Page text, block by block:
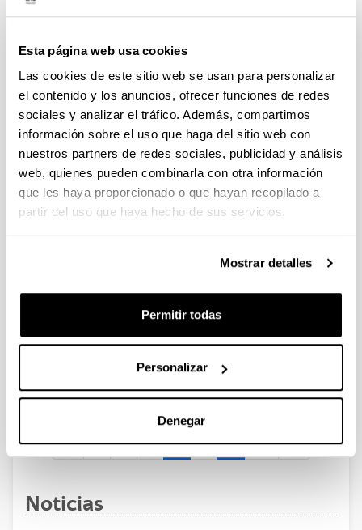
Esta página web usa cookies
Las cookies de este sitio web se usan para personalizar
el contenido y los anuncios, ofrecer funciones de redes
sociales y analizar el tráfico. Además, compartimos
información sobre el uso que haga del sitio web con
nuestros partners de redes sociales, publicidad y análisis
web, quienes pueden combinarla con otra información
que les haya proporcionado o que hayan recopilado a
partir del uso que haya hecho de sus servicios.
Mostrar detalles
Permitir todas
Personalizar
Denegar
FUNDACIÓN RAMÓN ARECES Convocatoria Jóvenes
Plazo de presentación cerrado (Fecha de fin del plazo de
El plazo para presentar el impreso de cofinanciación para
obtener la firma del representante legal en la Carta acreditativa
de autorización del centro de investigación finaliza el 29 de
mayo de 2026.
Ayudas para la realización de proyectos de investigación
básica y/o aplicada (PIBA) 2026
Plazo de presentación cerrado (Fecha de fin del plazo de
presentación: 10/06/2026)
Plazo de presentación cerrado: 29/04/2026 - 28/05/2026
Se ha publicado la convocatoria. Plazo de solicitudes:
29/04/2026-28/05/2026 Plazos internos: 11/05/2026 a las
12:00 y 21/05/2026 a las 12:00. (ver resumen).
Página
1 Página
2 Página
3 Página
4 Página
5 ...Páginas intermedias
Página
95
Noticias